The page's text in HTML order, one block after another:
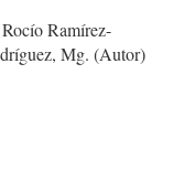
Ramírez-
Mg. (Autor)